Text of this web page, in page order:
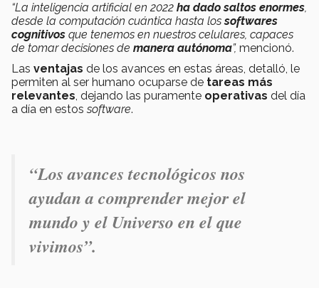
“La inteligencia artificial en 2022 ha dado saltos enormes,
desde la computación cuántica hasta lossoftwares
cognitivos que tenemos en nuestros celulares, capaces
de tomar decisiones de manera autónoma”, mencionó.
Las ventajas de los avances en estas áreas, detalló, le
permiten al ser humano ocuparse de tareas más
relevantes, dejando las puramente operativas del día
a día en estossoftware.
“Los avances tecnológicos nos
ayudan a comprender mejor el
mundo y el Universo en el que
vivimos”.